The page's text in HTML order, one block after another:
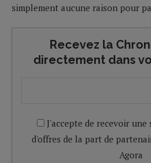
simplement aucune raison pour
Recevez la
directement dans
J'accepte de recevoir une
d'offres de la part de
Agora